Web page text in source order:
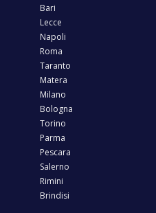
Bari
Lecce
Napoli
Roma
Taranto
Matera
Milano
Bologna
Torino
Parma
Pescara
Salerno
Rimini
Brindisi